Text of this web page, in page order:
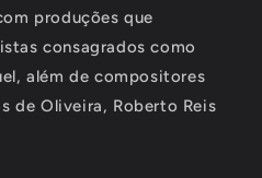
produções que
consagrados como
além de compositores
de Oliveira, Roberto Reis